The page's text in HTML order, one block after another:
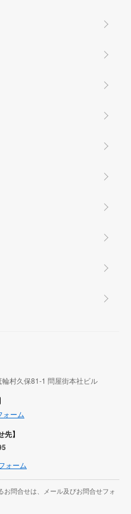
村久保81-1 問屋街本社ビル
ォーム
】
ォーム
問合せは、メール及びお問合せフォ